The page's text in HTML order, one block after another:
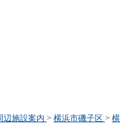
辺施設案内 > 横浜市磯子区 > 横